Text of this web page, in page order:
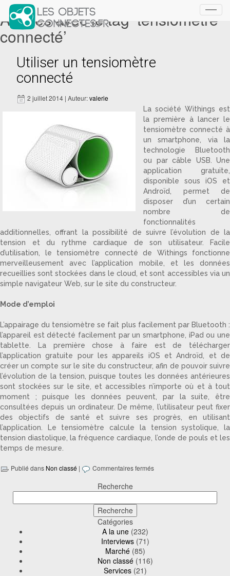
Articles avec le tag ‘tensiomètre
connecté’
Utiliser un tensiomètre
connecté
2 juillet 2014 | Auteur:valerie
La société Withings est
la première à lancer le
tensiomètre connecté à
un smartphone, via la
technologie Bluetooth
ou par câble USB. Une
application gratuite,
disponible sous iOS et
Androïd, permet de
disposer d’un certain
nombre de
fonctionnalités
additionnelles, offrant la possibilité de suivre l’évolution de la
tension et du rythme cardiaque de son utilisateur. Facile
d’utilisation, le tensiomètre connecté de Withings fonctionne
merveilleusement avec l’application mobile, et les données
recueillies sont stockées dans le cloud, et sont accessibles via un
simple navigateur Web, sur le site du constructeur.
Mode d’emploi
L’appairage du tensiomètre se fait plus facilement par Bluetooth :
l’appareil est détecté facilement par un smartphone, iPad ou une
tablette. La première chose à faire est de télécharger
l’application gratuite pour les appareils iOS et Androïd, et de
créer un compte sur le site du constructeur, afin de pouvoir suivre
l’évolution de la tension, puisque toutes les données antérieures
sont stockées sur le site, et accessibles n’importe où et à tout
moment ; puisque les données peuvent, par la suite, être
consultées depuis un ordinateur. De même, l’utilisateur peut fixer
des objectifs de santé et suivre ses progrès, en utilisant
l’application. Le tensiomètre calcule la tension systolique, la
tension diastolique, la fréquence cardiaque, l’onde de pouls et les
temps de mesure.
Publié dans Non classé | Commentaires fermés
Recherche
Catégories
A la une (232)
Interviews (71)
Marché (85)
Non classé (116)
Services (21)